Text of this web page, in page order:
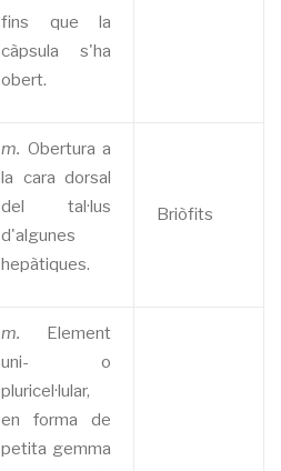
fins que la
càpsula s'ha
obert.
m. Obertura a
la cara dorsal
del tal·lus
d'algunes
hepàtiques.
Briòfits
m. Element
uni- o
pluricel·lular,
en forma de
petita gemma